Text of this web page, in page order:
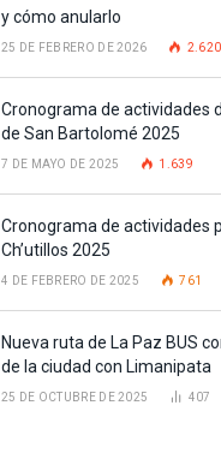
y cómo anularlo
25 DE FEBRERO DE 2026 2.620
Cronograma de actividades
de San Bartolomé 2025
7 DE MAYO DE 2025 1.639
Cronograma de actividades
Ch’utillos 2025
4 DE FEBRERO DE 2025 761
Nueva ruta de La Paz BUS
de la ciudad con Limanipata
25 DE OCTUBRE DE 2025 407